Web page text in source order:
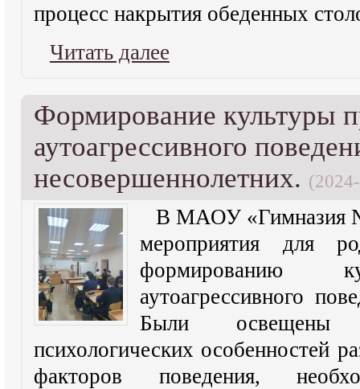
процесс накрытия обеденных
Читать далее
Формирование культуры
аутоагрессивного
несовершеннолетних.
В МАОУ «Гимназия
мероприятия для
формированию
аутоагрессивного
Были освещены
психологических особенностей
факторов поведения,